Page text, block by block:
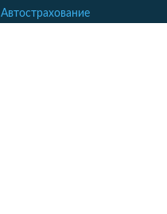
Автострахование